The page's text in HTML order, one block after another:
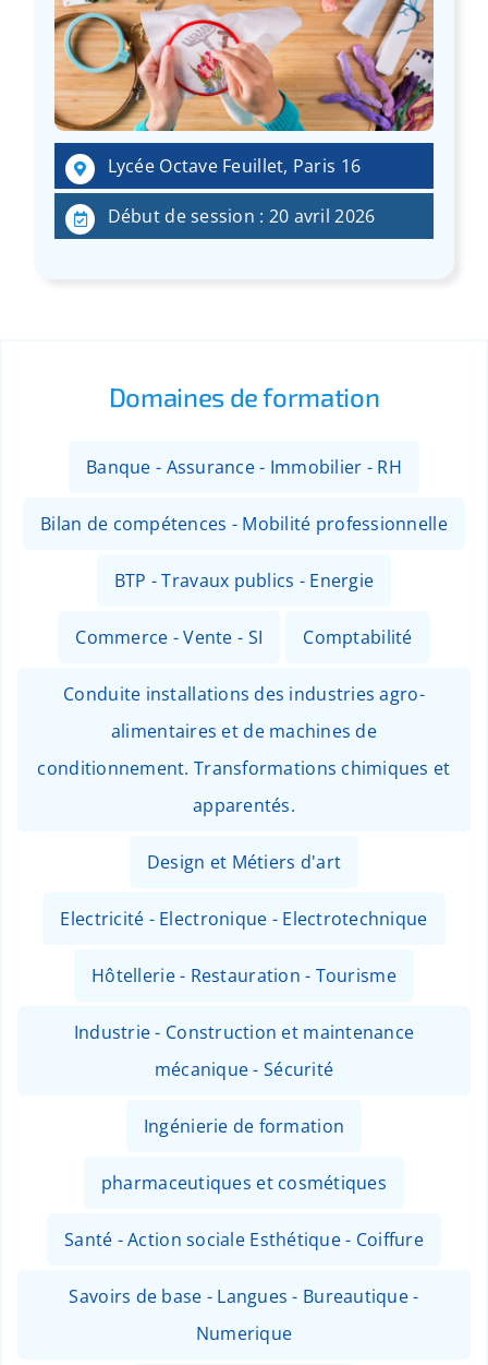
Lycée Octave Feuillet, Paris 16
Début de session : 20 avril 2026
Domaines de formation
Banque - Assurance - Immobilier - RH
Bilan de compétences - Mobilité professionnelle
BTP - Travaux publics - Energie
Commerce - Vente - SI Comptabilité
Conduite installations des industries agro-
alimentaires et de machines de
conditionnement. Transformations chimiques et
apparentés.
Design et Métiers d'art
Electricité - Electronique - Electrotechnique
Hôtellerie - Restauration - Tourisme
Industrie - Construction et maintenance
mécanique - Sécurité
Ingénierie de formation
pharmaceutiques et cosmétiques
Santé - Action sociale Esthétique - Coiffure
Savoirs de base - Langues - Bureautique -
Numerique